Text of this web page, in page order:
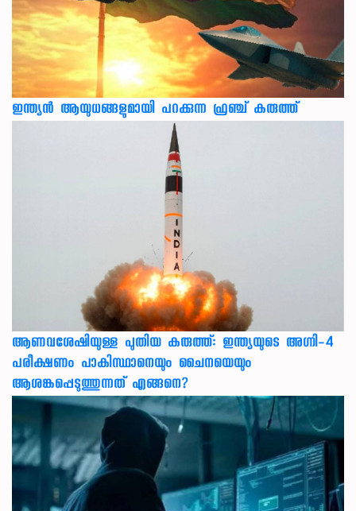
ഇന്ത്യൻ ആയുധങ്ങളുമായി പറക്കുന്ന ഫ്രഞ്ച് കരുത്ത്
ആണവശേഷിയുള്ള പുതിയ കരുത്ത്: ഇന്ത്യയുടെ അഗ്നി-4
പരീക്ഷണം പാകിസ്ഥാനെയും ചൈനയെയും
ആശങ്കപ്പെടുത്തുന്നത് എങ്ങനെ?